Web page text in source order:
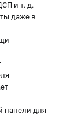
публичной
и т. д.
даже в
панели для